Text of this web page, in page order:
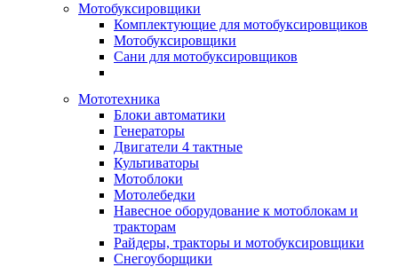
Мотобуксировщики
Комплектующие для мотобуксировщиков
Мотобуксировщики
Сани для мотобуксировщиков
Мототехника
Блоки автоматики
Генераторы
Двигатели 4 тактные
Культиваторы
Мотоблоки
Мотолебедки
Навесное оборудование к мотоблокам и
тракторам
Райдеры, тракторы и мотобуксировщики
Снегоуборщики